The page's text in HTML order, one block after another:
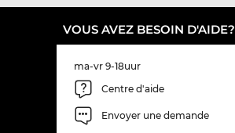
VOUS AVEZ BESOIN D'AIDE?
ma-vr 9-18uur
Centre d'aide
Envoyer une demande